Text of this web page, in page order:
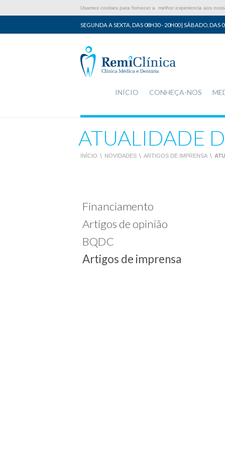
Usamos cookies para fornecer a melhor experiencia aos
SEGUNDA A SEXTA, DAS 08H30 - 20H00 | SÁBADO, DAS
INÍCIO CONHEÇA-NOS
ATUALIDADE
INÍCIO \ NOVIDADES \ ARTIGOS DE IMPRENSA \
Financiamento
Artigos de opinião
BQDC
Artigos de imprensa